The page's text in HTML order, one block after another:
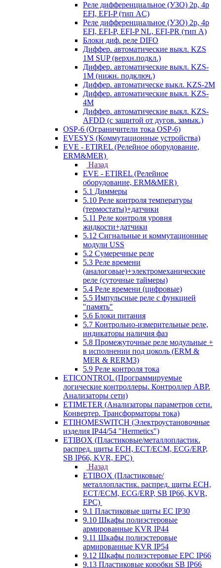
Реле дифференциальное (УЗО) 2р, 4р
EFI, EFI-P (тип AС)
Реле дифференциальное (УЗО) 2р, 4р
EFI, EFI-P, EFI-P NL, EFI-PR (тип A)
Блоки диф. реле DIFO
Диффер. автоматические выкл. KZS
1M SUP (верхн.подкл.)
Диффер. автоматические выкл. KZS-
1M (нижн. подключ.)
Диффер. автоматическе выкл. KZS-2M
Диффер. автоматические выкл. KZS-
4M
Диффер. автоматические выкл. KZS-
AFDD (с защитой от дугов. замык.)
OSP-6 (Ограничители тока OSP-6)
EVESYS (Коммутационные устройства)
EVE - ETIREL (Релейное оборудование,
ERM&MER)
Назад
EVE - ETIREL (Релейное
оборудование, ERM&MER)
5.1 Диммеры
5.10 Реле контроля температуры
(термостаты)+датчики
5.11 Реле контроля уровня
жидкости+датчики
5.12 Сигнальные и коммутационные
модули USS
5.2 Сумеречные реле
5.3 Реле времени
(аналоговые)+электромеханические
реле (суточные таймеры)
5.4 Реле времени (цифровые)
5.5 Импульсные реле с функцией
"память"
5.6 Блоки питания
5.7 Контрольно-измерительные реле,
индикаторы наличия фаз
5.8 Промежуточные реле модульные +
в исполнении под цоколь (ERM &
MER & RERM3)
5.9 Реле контроля тока
ETICONTROL (Программируемые
логические контроллеры. Контроллер АВР.
Анализаторы сети)
ETIMETER (Анализаторы параметров сети.
Конвертер. Трансформаторы тока)
ETIHOMESWITCH (Электроустановочные
изделия IP44/54 "Hermetics")
ETIBOX (Пластиковые/металлопластик.
распред. щиты ECH, ECT/ECM, ECG/ERP,
SB IP66, KVR, EPC)
Назад
ETIBOX (Пластиковые/
металлопластик. распред. щиты ECH,
ECT/ECM, ECG/ERP, SB IP66, KVR,
EPC)
9.1 Пластиковые щиты EC IP30
9.10 Шкафы полиэстеровые
армированные KVR IP44
9.11 Шкафы полиэстеровые
армированные KVR IP54
9.12 Шкафы полиэстеровые EPC IP66
9.13 Пластиковые коробки SB IP66